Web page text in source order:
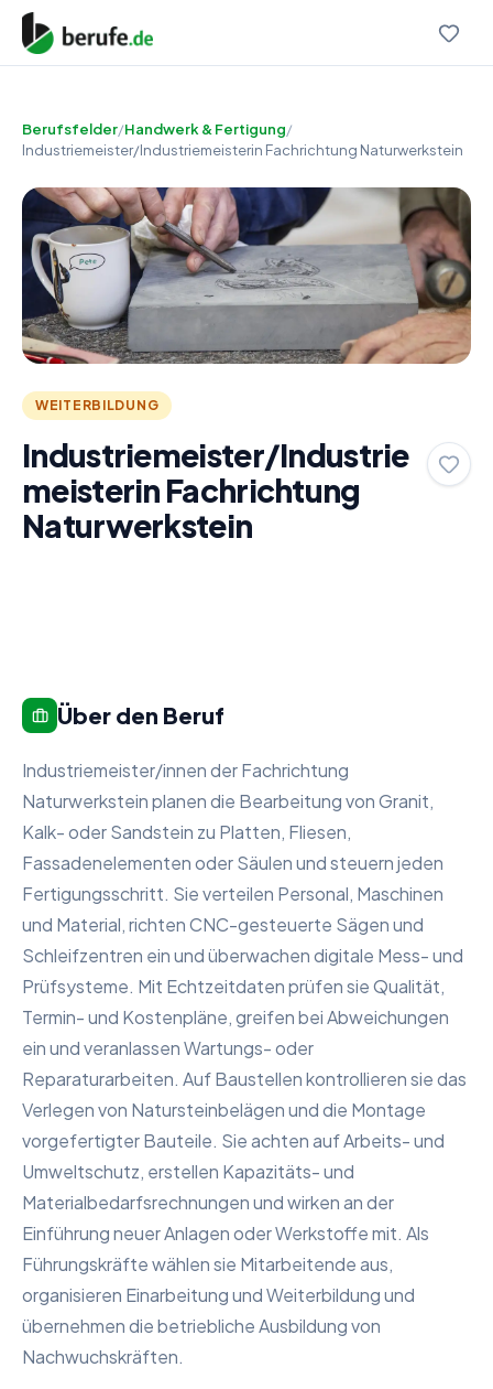
Berufsfelder/Handwerk & Fertigung/
Industriemeister/Industriemeisterin Fachrichtung Naturwerkstein
WEITERBILDUNG
Industriemeister/Industrie
meisterin Fachrichtung
Naturwerkstein
Über den Beruf
Industriemeister/innen der Fachrichtung
Naturwerkstein planen die Bearbeitung von Granit,
Kalk- oder Sandstein zu Platten, Fliesen,
Fassadenelementen oder Säulen und steuern jeden
Fertigungsschritt. Sie verteilen Personal, Maschinen
und Material, richten CNC-gesteuerte Sägen und
Schleifzentren ein und überwachen digitale Mess- und
Prüfsysteme. Mit Echtzeitdaten prüfen sie Qualität,
Termin- und Kostenpläne, greifen bei Abweichungen
ein und veranlassen Wartungs- oder
Reparaturarbeiten. Auf Baustellen kontrollieren sie das
Verlegen von Natursteinbelägen und die Montage
vorgefertigter Bauteile. Sie achten auf Arbeits- und
Umweltschutz, erstellen Kapazitäts- und
Materialbedarfsrechnungen und wirken an der
Einführung neuer Anlagen oder Werkstoffe mit. Als
Führungskräfte wählen sie Mitarbeitende aus,
organisieren Einarbeitung und Weiterbildung und
übernehmen die betriebliche Ausbildung von
Nachwuchskräften.